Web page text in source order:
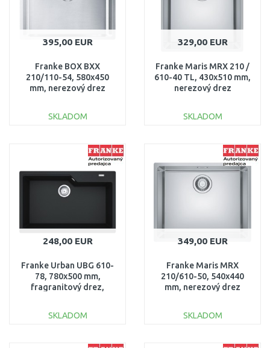
395,00 EUR
Franke BOX BXX
210/110-54, 580x450
mm, nerezový drez
SKLADOM
329,00 EUR
Franke Maris MRX 210 /
610-40 TL, 430x510 mm,
nerezový drez
SKLADOM
Porovnať
248,00 EUR
Franke Urban UBG 610-
78, 780x500 mm,
fragranitový drez,
SKLADOM
349,00 EUR
Franke Maris MRX
210/610-50, 540x440
mm, nerezový drez
SKLADOM